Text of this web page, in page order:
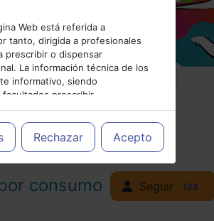
Cancelar
Web está referida a
tanto, dirigida a profesionales
prescribir o dispensar
La información técnica de los
informativo, siendo
prescribir
concreto, el tratamiento más
Rechazar Acepto
consumo Seguir 128